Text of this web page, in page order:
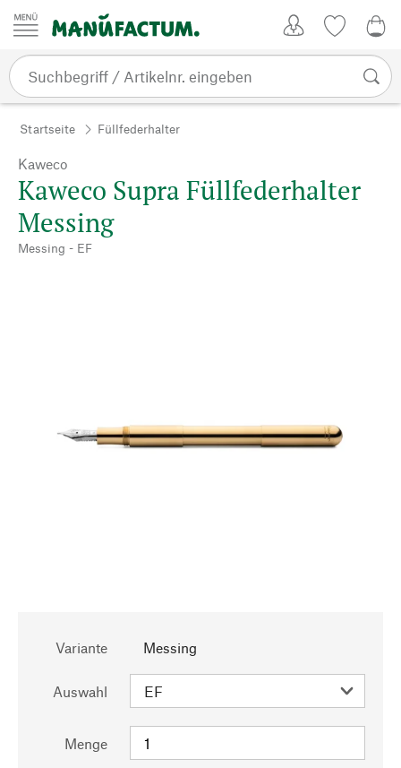
Zum Inhalt springen
Startseite Füllfederhalter
Kaweco
Kaweco Supra Füllfederhalter
Messing
Messing - EF
Variante Messing
Auswahl
Menge